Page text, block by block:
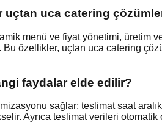
uca catering
menü ve fiyat yönetimi,
özellikler, uçtan uca catering
faydalar elde edilir?
sağlar; teslimat saat
Ayrıca teslimat verileri